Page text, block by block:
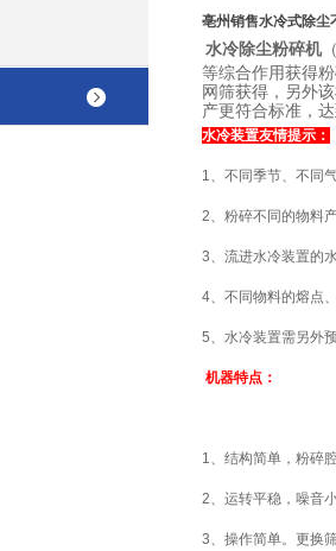
亳州销售水冷式除尘
水冷除尘粉碎机
等综合作用获得
网筛获得，另外
产更符合标准，
水冷装置友情提示：
1、不同季节、不同
2、粉碎不同的物料
3、流进水冷装置的
4、不同物料的熔点
5、水冷装置需另外
机器特点：
1、结构简单，粉碎
2、运转平稳，噪音
3、操作简单。更换